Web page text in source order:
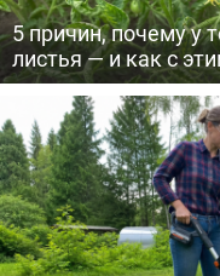
5 причин, почему у
листья — и как с